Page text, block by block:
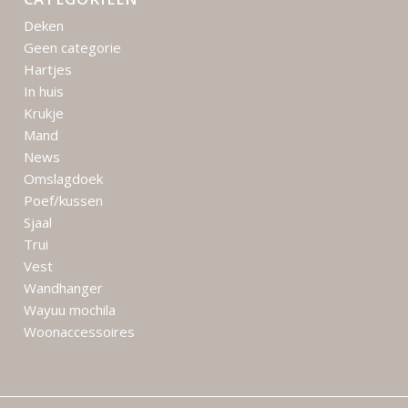
Deken
Geen categorie
Hartjes
In huis
Krukje
Mand
News
Omslagdoek
Poef/kussen
Sjaal
Trui
Vest
Wandhanger
Wayuu mochila
Woonaccessoires